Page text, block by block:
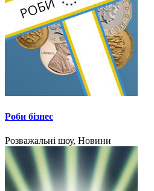
Роби бізнес
Розважальні шоу, Новини